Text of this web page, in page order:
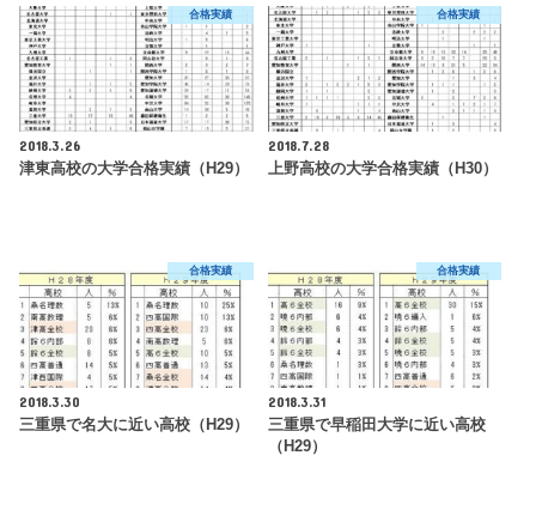
合格実績
2018.3.26
津東高校の大学合格実績（H29）
合格実績
2018.7.28
上野高校の大学合格実績（H30）
合格実績
2018.3.30
三重県で名大に近い高校（H29）
合格実績
2018.3.31
三重県で早稲田大学に近い高校
（H29）